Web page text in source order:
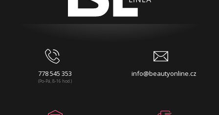
778 545 353
(Po-Pá, 8-16 hod.)
info@beautyonline.cz